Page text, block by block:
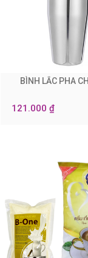
BÌNH LẮC PHA
121.000 ₫